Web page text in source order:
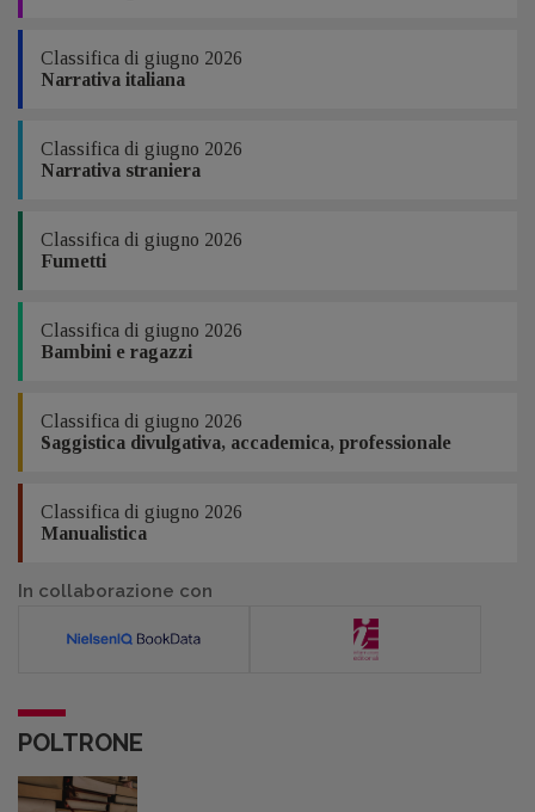
Classifica di giugno 2026
Narrativa italiana
Classifica di giugno 2026
Narrativa straniera
Classifica di giugno 2026
Fumetti
Classifica di giugno 2026
Bambini e ragazzi
Classifica di giugno 2026
Saggistica divulgativa, accademica, professionale
Classifica di giugno 2026
Manualistica
In collaborazione con
POLTRONE